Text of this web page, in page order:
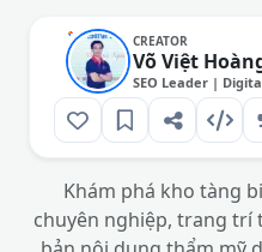
CREATOR
Võ Việt
SEO Leader |
Khám phá kho tàng
chuyên nghiệp, trang trí